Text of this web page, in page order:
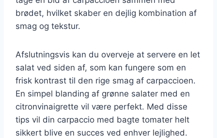
brødet, hvilket skaber en dejlig kombination af
smag og tekstur.
Afslutningsvis kan du overveje at servere en let
salat ved siden af, som kan fungere som en
frisk kontrast til den rige smag af carpaccioen.
En simpel blanding af grønne salater med en
citronvinaigrette vil være perfekt. Med disse
tips vil din carpaccio med bagte tomater helt
sikkert blive en succes ved enhver lejlighed.